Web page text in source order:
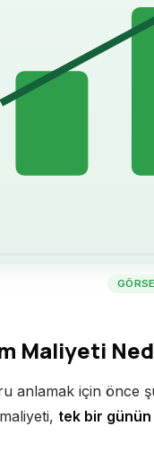
Maliyeti
anlamak için önce
tek bir